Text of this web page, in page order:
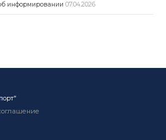
информировании 07.04.2026